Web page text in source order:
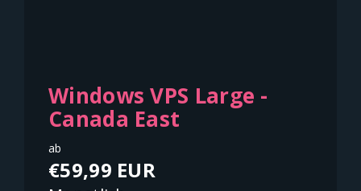
Windows VPS Large -
Canada East
ab
€59,99 EUR